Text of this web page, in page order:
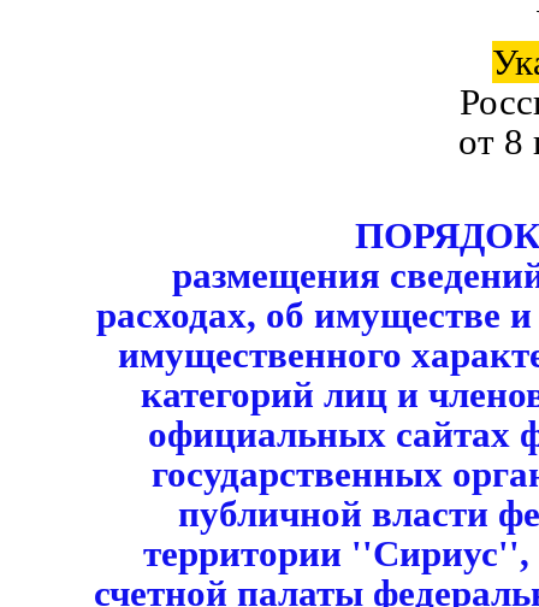
от
ПОРЯДОК
размещения
расходах, об имуществе и
имущественного
категорий лиц и
официальных сайтах
государственных
публичной власти
территории ''Сириус'',
счетной палаты